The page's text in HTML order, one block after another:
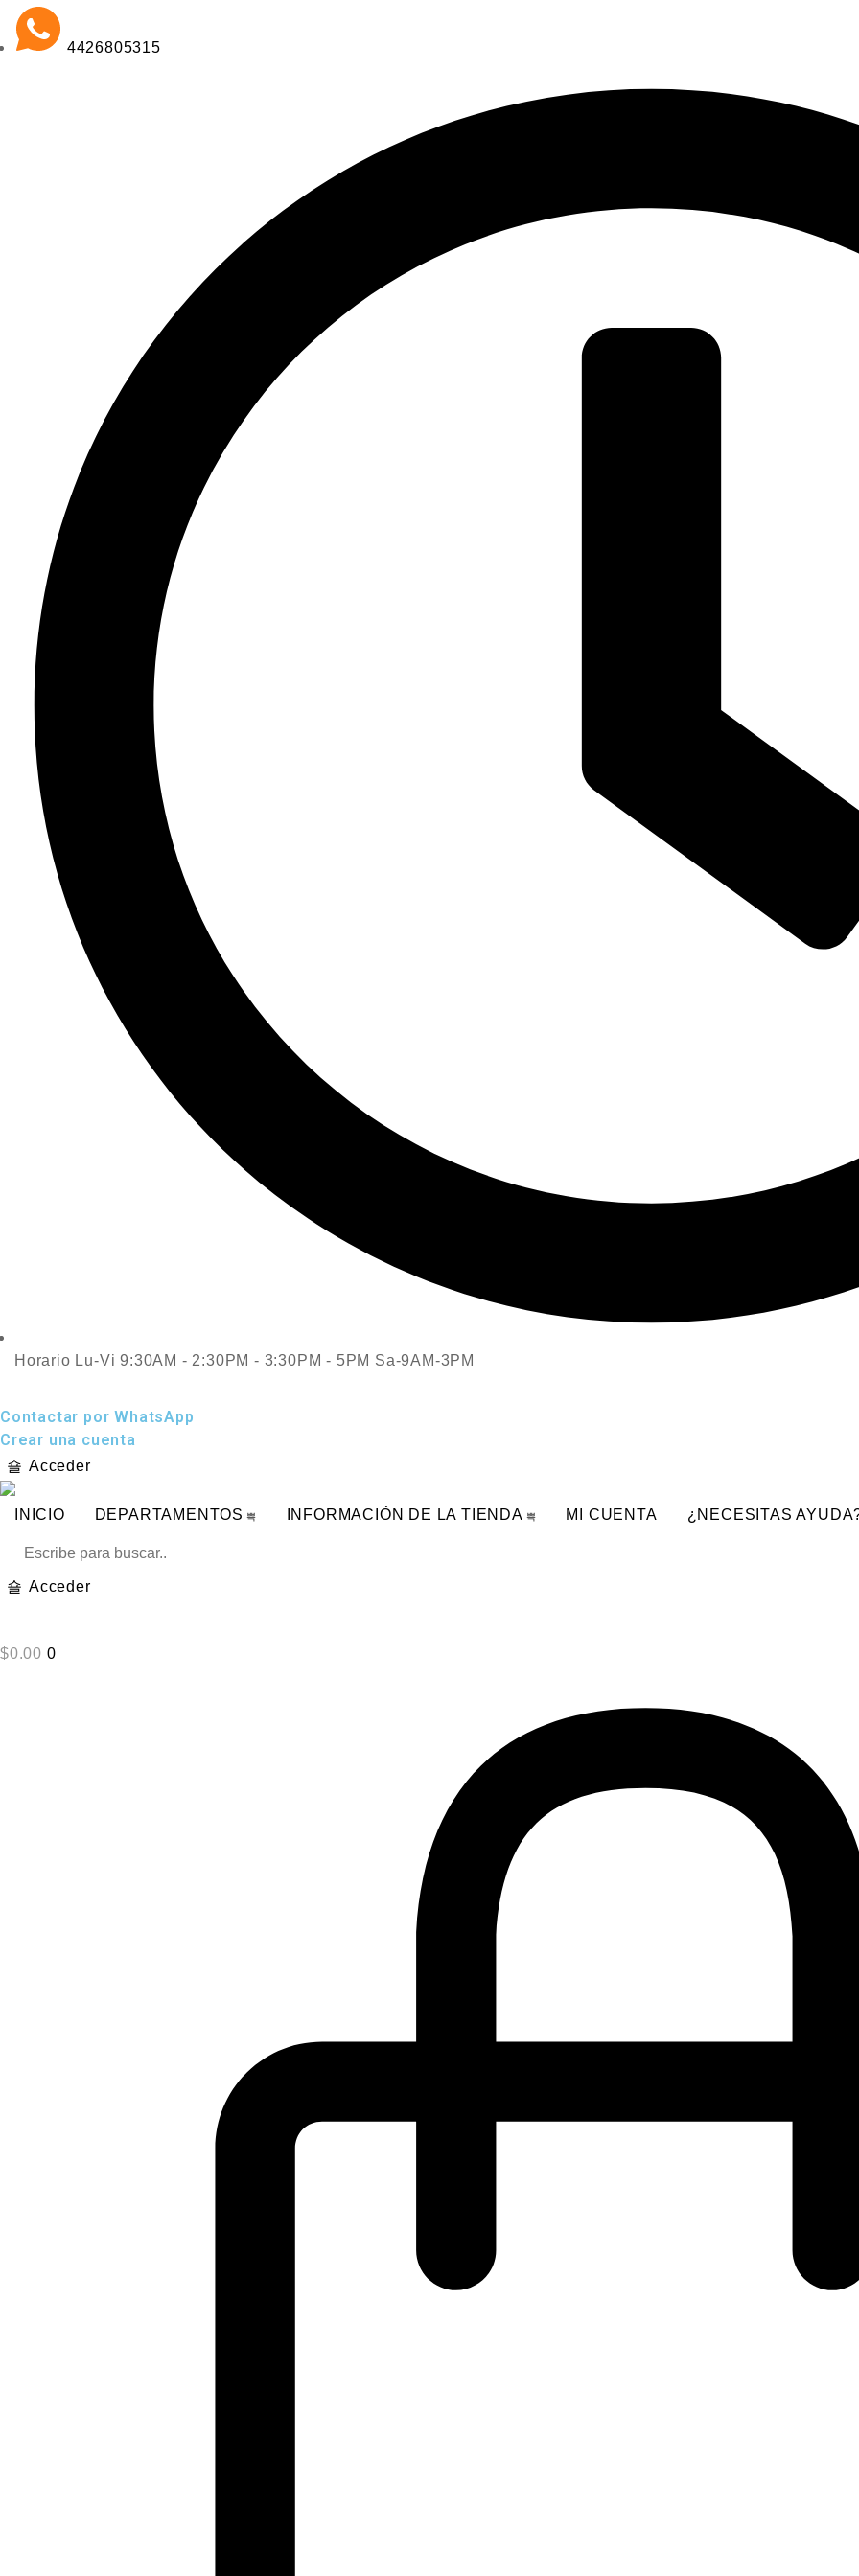
4426805315
Horario Lu-Vi 9:30AM - 2:30PM - 3:30PM - 5PM Sa-9AM-3PM
Contactar por WhatsApp
Crear una cuenta
Acceder
INICIO DEPARTAMENTOS INFORMACIÓN DE LA TIENDA MI CUENTA ¿NECESITAS
Acceder
$0.00 0